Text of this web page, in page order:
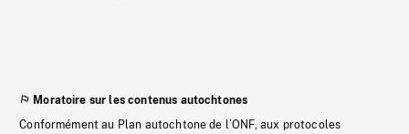
Moratoire sur les contenus autochtones
Conformément au Plan autochtone de l’ONF, aux protocoles